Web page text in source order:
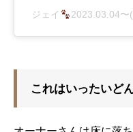
ジェイ 2023.03.04〜
これはいったいど